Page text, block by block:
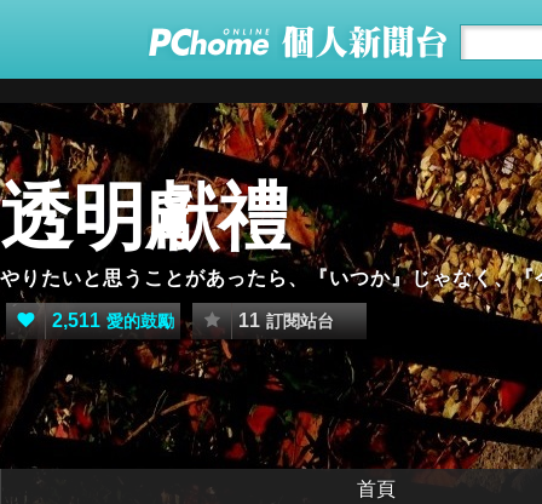
透明獻禮
やりたいと思うことがあったら、『いつか』じゃなく、『
2,511 愛的鼓勵 11 訂閱站台
首頁